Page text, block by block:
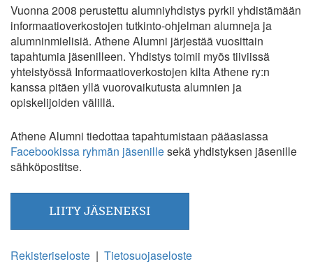
Vuonna 2008 perustettu alumniyhdistys pyrkii yhdistämään
informaatioverkostojen tutkinto-ohjelman alumneja ja
alumninmielisiä. Athene Alumni järjestää vuosittain
tapahtumia jäsenilleen. Yhdistys toimii myös tiiviissä
yhteistyössä Informaatioverkostojen kilta Athene ry:n
kanssa pitäen yllä vuorovaikutusta alumnien ja
opiskelijoiden välillä.
Athene Alumni tiedottaa tapahtumistaan pääasiassa
Facebookissa ryhmän jäsenillesekä yhdistyksen jäsenille
sähköpostitse.
LIITY JÄSENEKSI
Rekisteriseloste | Tietosuojaseloste